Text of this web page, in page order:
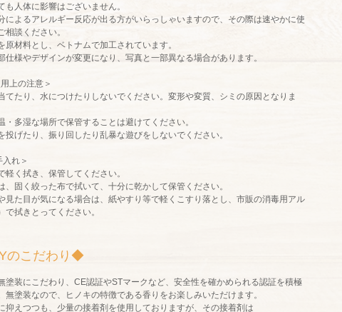
も人体に影響はございません。
によるアレルギー反応が出る方がいらっしゃいますので、その際は速やかに使
相談ください。
原材料とし、ベトナムで加工されています。
仕様やデザインが変更になり、写真と一部異なる場合があります。
上の注意＞
てたり、水につけたりしないでください。変形や変質、シミの原因となりま
・多湿な場所で保管することは避けてください。
投げたり、振り回したり乱暴な遊びをしないでください。
れ＞
軽く拭き、保管してください。
、固く絞った布で拭いて、十分に乾かして保管ください。
見た目が気になる場合は、紙やすり等で軽くこすり落とし、市販の消毒用アル
で拭きとってください。
のこだわり◆
塗装にこだわり、CE認証やSTマークなど、安全性を確かめられる認証を積極
無塗装なので、ヒノキの特徴である香りをお楽しみいただけます。
抑えつつも、少量の接着剤を使用しておりますが、その接着剤は